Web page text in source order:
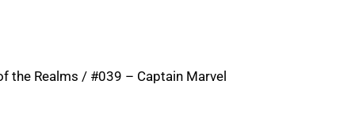
the Realms / #039 – Captain Marvel